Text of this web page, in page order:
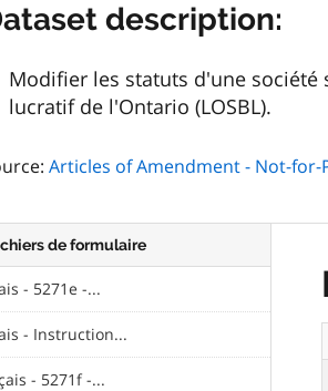
description:
Modifier les statuts d'une
lucratif de l'Ontario (LOSBL).
Articles of Amendment - Not-
de formulaire
- 5271e -...
- Instruction...
- 5271f -...